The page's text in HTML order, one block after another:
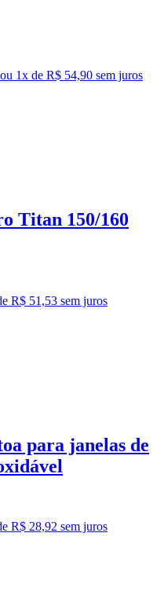
ou 1x de R$ 54,90 sem juros
Titan 150/160
R$ 51,53 sem juros
para janelas de
R$ 28,92 sem juros